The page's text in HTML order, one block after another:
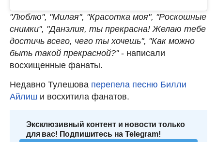
"Люблю", "Милая", "Красотка моя", "Роскошные
снимки", "Данэлия, ты прекрасна! Желаю тебе
достичь всего, чего ты хочешь", "Как можно
быть такой прекрасной?"- написали
восхищенные фанаты.
Недавно Тулешова перепела песню Билли
Айлиш и восхитила фанатов.
Эксклюзивный контент и новости только
для вас! Подпишитесь на Telegram!